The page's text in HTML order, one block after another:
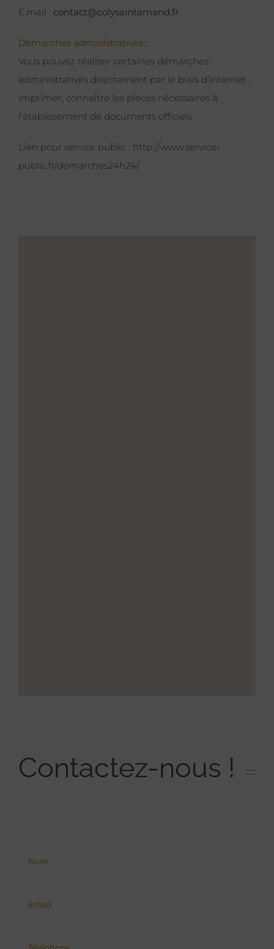
E.mail : contact@colysaintamand.fr
Démarches administratives :
Vous pouvez réaliser certaines démarches
administratives directement par le biais d’internet :
imprimer, connaître les pièces nécessaires à
l’établissement de documents officiels.
Lien pour service public : http://www.service-
public.fr/demarches24h24/
Contactez-nous !